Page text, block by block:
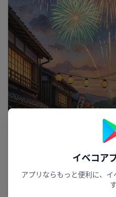
イベコア
アプリならもっと便利に、
す
夏の夢が広がる
第45回喜界町夏まつり